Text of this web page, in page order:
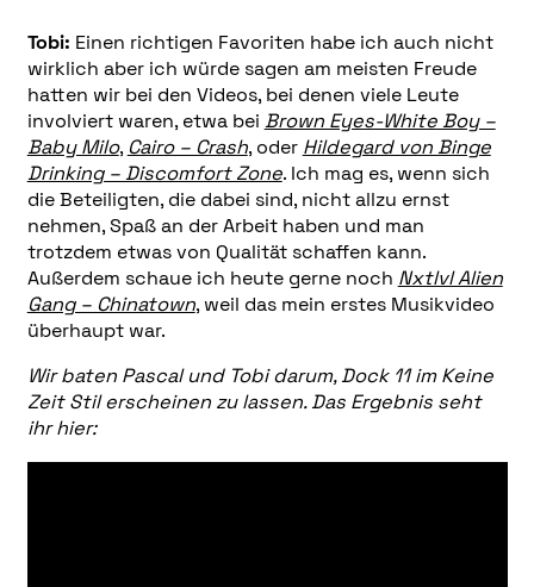
Tobi: Einen richtigen Favoriten habe ich auch nicht
wirklich aber ich würde sagen am meisten Freude
hatten wir bei den Videos, bei denen viele Leute
involviert waren, etwa bei Brown Eyes-White Boy –
Baby Milo, Cairo – Crash, oder Hildegard von Binge
Drinking – Discomfort Zone. Ich mag es, wenn sich
die Beteiligten, die dabei sind, nicht allzu ernst
nehmen, Spaß an der Arbeit haben und man
trotzdem etwas von Qualität schaffen kann.
Außerdem schaue ich heute gerne noch Nxtlvl Alien
Gang – Chinatown, weil das mein erstes Musikvideo
überhaupt war.
Wir baten Pascal und Tobi darum, Dock 11 im Keine
Zeit Stil erscheinen zu lassen. Das Ergebnis seht
ihr hier: